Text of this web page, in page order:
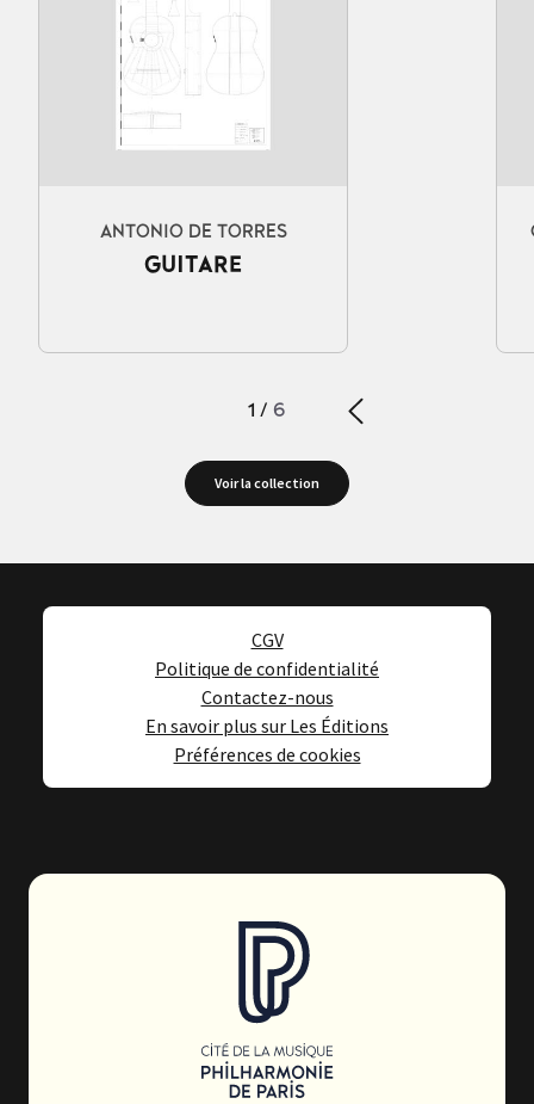
ANTONIO DE TORRES
GUITARE
1 / 6
Voir la collection
CGV
Politique de confidentialité
Contactez-nous
En savoir plus sur Les Éditions
Préférences de cookies